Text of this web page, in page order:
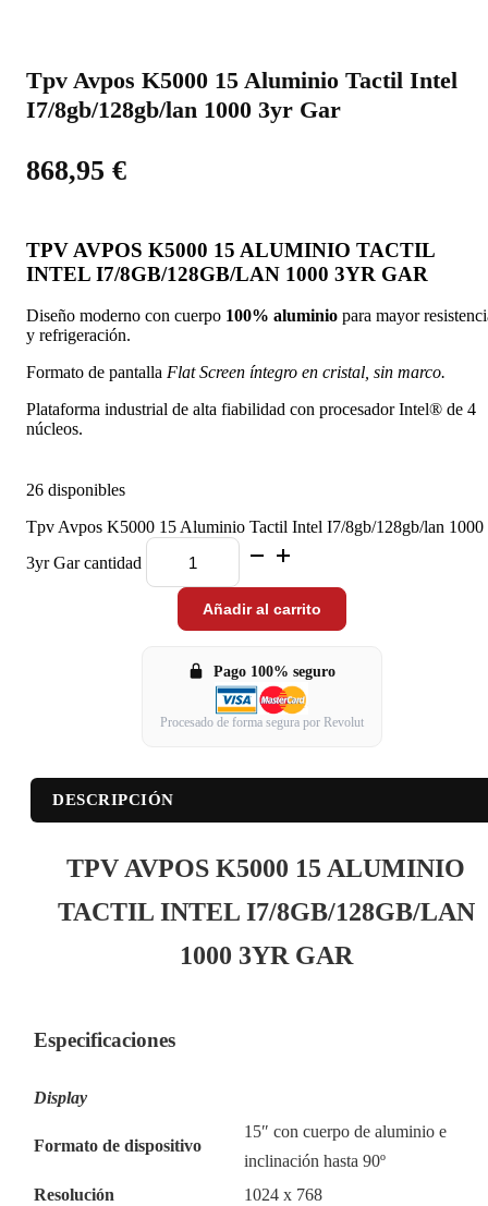
Tpv Avpos K5000 15 Aluminio Tactil Intel
I7/8gb/128gb/lan 1000 3yr Gar
868,95 €
TPV AVPOS K5000 15 ALUMINIO TACTIL
INTEL I7/8GB/128GB/LAN 1000 3YR GAR
Diseño moderno con cuerpo 100% aluminio para mayor
y refrigeración.
Formato de pantalla Flat Screen íntegro en cristal, sin marco.
Plataforma industrial de alta fiabilidad con procesador Intel® de 4
núcleos.
26 disponibles
Tpv Avpos K5000 15 Aluminio Tactil Intel I7/8gb/128gb/lan 1000
3yr Gar cantidad
Añadir al carrito
Pago 100% seguro
Procesado de forma segura por Revolut
DESCRIPCIÓN
TPV AVPOS K5000 15 ALUMINIO
TACTIL INTEL I7/8GB/128GB/LAN
1000 3YR GAR
Especificaciones
Display
Formato de dispositivo
15″ con cuerpo de aluminio e
inclinación hasta 90º
Resolución
1024 x 768